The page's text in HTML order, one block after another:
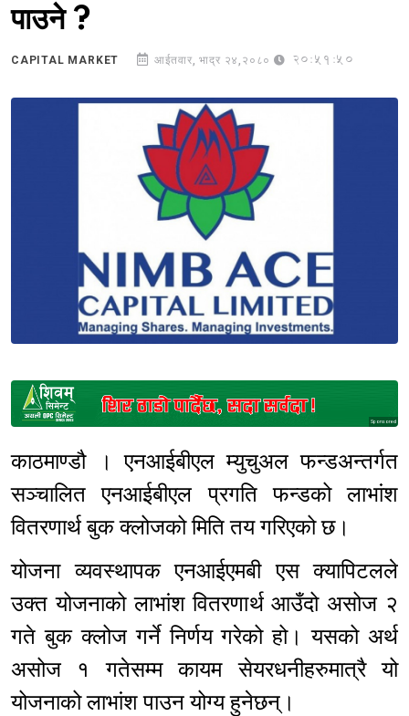
पाउने ?
CAPITAL MARKET आईतवार, भाद्र २४,२०८० 20:51:50
Sponsored
काठमाण्डौ । एनआईबीएल म्युचुअल फन्डअन्तर्गत
सञ्चालित एनआईबीएल प्रगति फन्डको लाभांश
वितरणार्थ बुक क्लोजको मिति तय गरिएको छ।
योजना व्यवस्थापक एनआईएमबी एस क्यापिटलले
उक्त योजनाको लाभांश वितरणार्थ आउँदो असोज २
गते बुक क्लोज गर्ने निर्णय गरेको हो। यसको अर्थ
असोज १ गतेसम्म कायम सेयरधनीहरुमात्रै यो
योजनाको लाभांश पाउन योग्य हुनेछन्।